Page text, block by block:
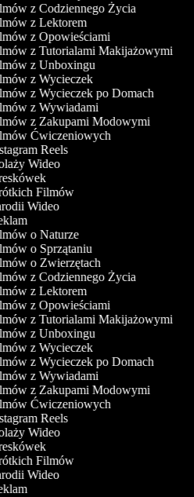
z Codziennego Życia
z Lektorem
z Opowieściami
z Tutorialami Makijażowymi
z Unboxingu
z Wycieczek
z Wycieczek po Domach
z Wywiadami
z Zakupami Modowymi
Ćwiczeniowych
Reels
Wideo
Filmów
Wideo
o Naturze
o Sprzątaniu
o Zwierzętach
z Codziennego Życia
z Lektorem
z Opowieściami
z Tutorialami Makijażowymi
z Unboxingu
z Wycieczek
z Wycieczek po Domach
z Wywiadami
z Zakupami Modowymi
Ćwiczeniowych
Reels
Wideo
Filmów
Wideo